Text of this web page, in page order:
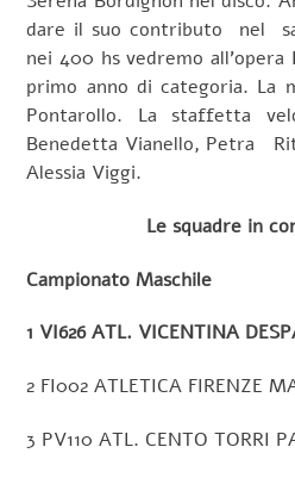
dare il suo contributo nel
nei 400 hs vedremo
primo anno di categoria. La
Pontarollo. La staffetta
Benedetta Vianello, Petra
Alessia Viggi.
Le squadre in
Campionato Maschile
1 VI626 ATL. VICENTINA
2 FI002 ATLETICA FIRENZE
3 PV110 ATL. CENTO TORRI